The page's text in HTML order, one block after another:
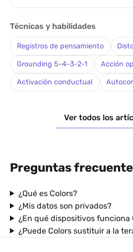
Técnicas y habilidades
Registros de pensamiento
Grounding 5-4-3-2-1 Acción
Activación conductual
Ver todos los
Preguntas
¿Qué es Colors?
¿Mis datos son privados?
¿En qué dispositivos funciona
¿Puede Colors sustituir a la